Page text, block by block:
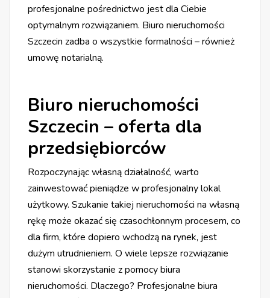
profesjonalne pośrednictwo jest dla Ciebie
optymalnym rozwiązaniem. Biuro nieruchomości
Szczecin zadba o wszystkie formalności – również
umowę notarialną.
Biuro nieruchomości
Szczecin – oferta dla
przedsiębiorców
Rozpoczynając własną działalność, warto
zainwestować pieniądze w profesjonalny lokal
użytkowy. Szukanie takiej nieruchomości na własną
rękę może okazać się czasochłonnym procesem, co
dla firm, które dopiero wchodzą na rynek, jest
dużym utrudnieniem. O wiele lepsze rozwiązanie
stanowi skorzystanie z pomocy biura
nieruchomości. Dlaczego? Profesjonalne biura